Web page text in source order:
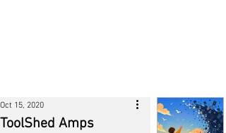
ToolShed Amps
Oct 15, 2020